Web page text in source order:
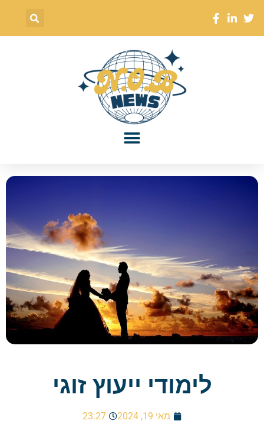
לימודי ייעוץ זוגי
מאי 19, 2024 23:27